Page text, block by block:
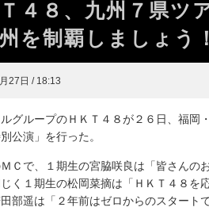
Ｔ４８、九州７県
州を制覇しましょう
27日 / 18:13
グループのＨＫＴ４８が２６日、福岡
公演」を行った。
Ｃで、１期生の宮脇咲良は「皆さんの
く１期生の松岡菜摘は「ＨＫＴ４８を
部遥は「２年前はゼロからのスタート